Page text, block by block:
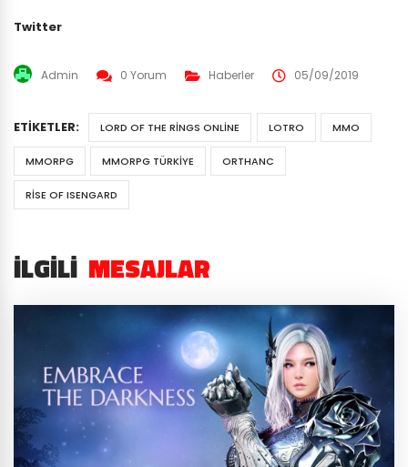
Twitter
Admin 0 Yorum Haberler 05/09/2019
ETIKETLER: LORD OF THE RINGS ONLINE LOTRO MMO
MMORPG MMORPG TÜRKIYE ORTHANC
RISE OF ISENGARD
İLGILI MESAJLAR